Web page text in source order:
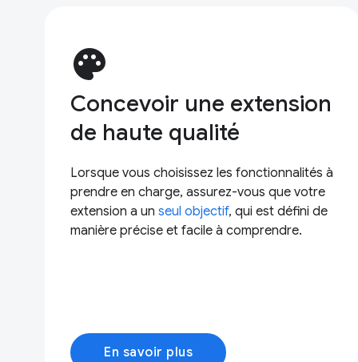
palette
Concevoir une extension
de haute qualité
Lorsque vous choisissez les fonctionnalités à
prendre en charge, assurez-vous que votre
extension a un seul objectif, qui est défini de
manière précise et facile à comprendre.
En savoir plus